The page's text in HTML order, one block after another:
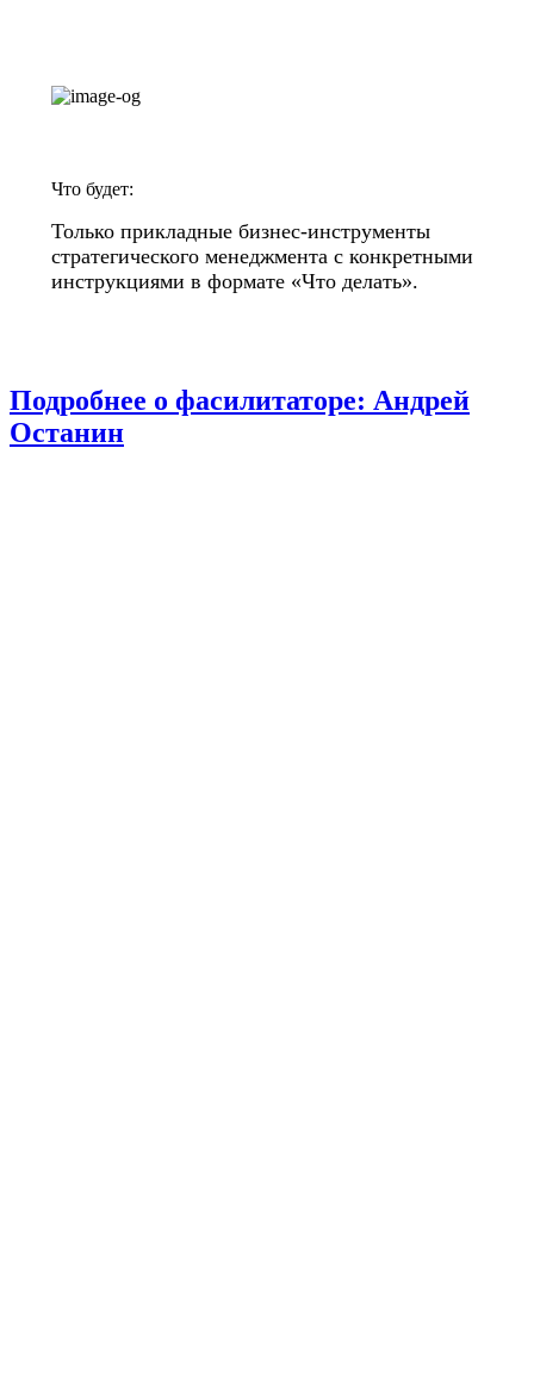
Что будет:
Только прикладные бизнес-инструменты
стратегического менеджмента с конкретными
инструкциями в формате «Что делать».
Подробнее о фасилитаторе: Андрей
Останин